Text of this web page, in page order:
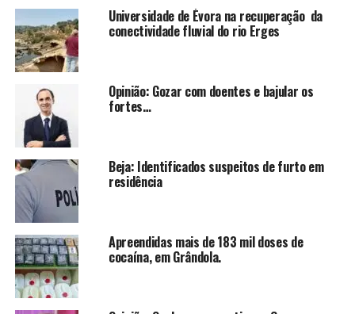
Universidade de Évora na recuperação da
conectividade fluvial do rio Erges
Opinião: Gozar com doentes e bajular os
fortes…
Beja: Identificados suspeitos de furto em
residência
Apreendidas mais de 183 mil doses de
cocaína, em Grândola.